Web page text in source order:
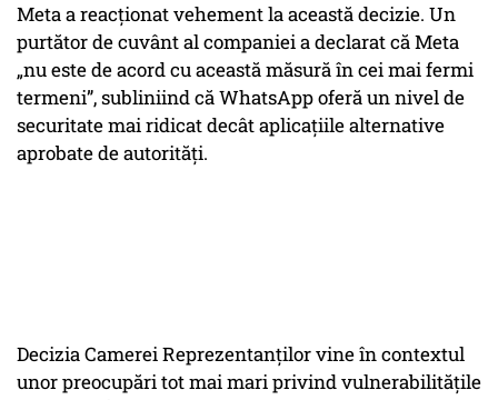
Meta a reacționat vehement la această decizie. Un
purtător de cuvânt al companiei a declarat că Meta
„nu este de acord cu această măsură în cei mai fermi
termeni”, subliniind că WhatsApp oferă un nivel de
securitate mai ridicat decât aplicațiile alternative
aprobate de autorități.
Decizia Camerei Reprezentanților vine în contextul
unor preocupări tot mai mari privind vulnerabilitățile